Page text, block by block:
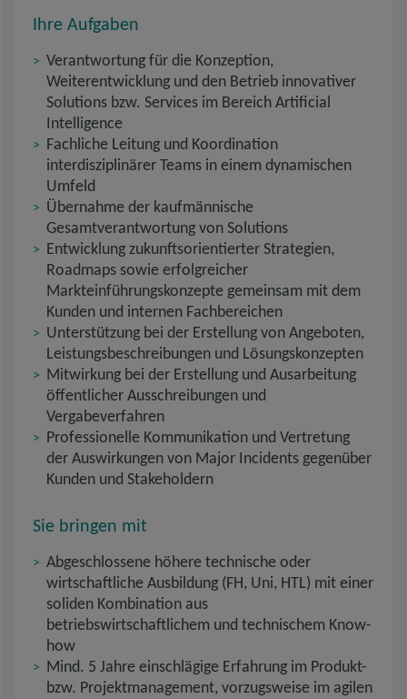
Ihre Aufgaben
Verantwortung für die Konzeption,
Weiterentwicklung und den Betrieb innovativer
Solutions bzw. Services im Bereich Artificial
Intelligence
Fachliche Leitung und Koordination
interdisziplinärer Teams in einem dynamischen
Umfeld
Übernahme der kaufmännische
Gesamtverantwortung von Solutions
Entwicklung zukunftsorientierter Strategien,
Roadmaps sowie erfolgreicher
Markteinführungskonzepte gemeinsam mit dem
Kunden und internen Fachbereichen
Unterstützung bei der Erstellung von Angeboten,
Leistungsbeschreibungen und Lösungskonzepten
Mitwirkung bei der Erstellung und Ausarbeitung
öffentlicher Ausschreibungen und
Vergabeverfahren
Professionelle Kommunikation und Vertretung
der Auswirkungen von Major Incidents gegenüber
Kunden und Stakeholdern
Sie bringen mit
Abgeschlossene höhere technische oder
wirtschaftliche Ausbildung (FH, Uni, HTL) mit einer
soliden Kombination aus
betriebswirtschaftlichem und technischem Know-
how
Mind. 5 Jahre einschlägige Erfahrung im Produkt-
bzw. Projektmanagement, vorzugsweise im agilen